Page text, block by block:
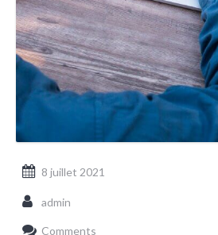
8 juillet 2021
admin
Comments